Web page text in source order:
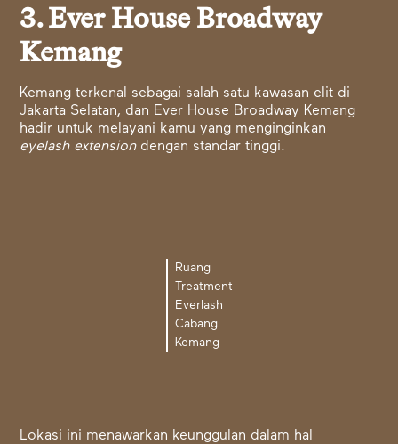
3. Ever House Broadway
Kemang
Kemang terkenal sebagai salah satu kawasan elit di
Jakarta Selatan, dan Ever House Broadway Kemang
hadir untuk melayani kamu yang menginginkan
eyelash extensiondengan standar tinggi.
Ruang
Treatment
Everlash
Cabang
Kemang
Lokasi ini menawarkan keunggulan dalam hal